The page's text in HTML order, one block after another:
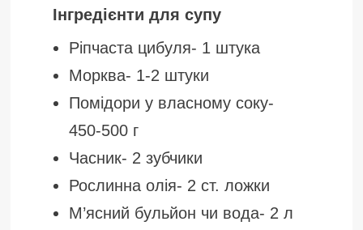
Інгредієнти для супу
Ріпчаста цибуля- 1 штука
Морква- 1-2 штуки
Помідори у власному соку-
450-500 г
Часник- 2 зубчики
Рослинна олія- 2 ст. ложки
М’ясний бульйон чи вода- 2 л